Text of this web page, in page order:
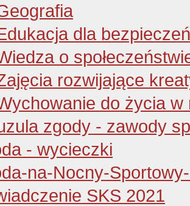
dla
o
rozwijające
do życia w
zgody - zawody
- wycieczki
na-Nocny-
SKS 2021